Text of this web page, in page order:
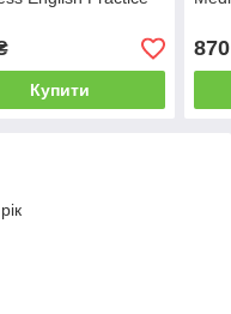
Купити
870